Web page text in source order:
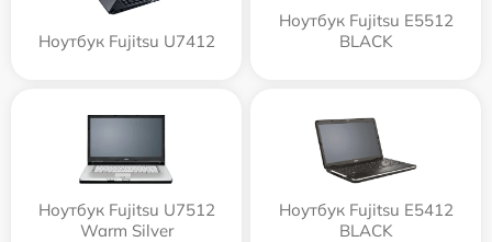
Ноутбук Fujitsu U7412
Ноутбук Fujitsu E5512
BLACK
Ноутбук Fujitsu U7512
Warm Silver
Ноутбук Fujitsu E5412
BLACK